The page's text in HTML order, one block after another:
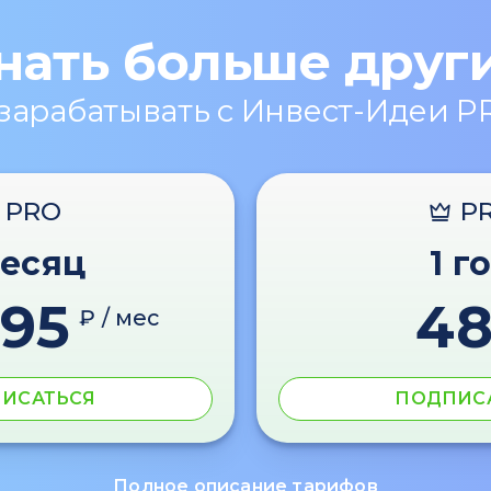
больше
с Инвест-Идеи
PRO
₽ / мес
1
Полное описание тарифов